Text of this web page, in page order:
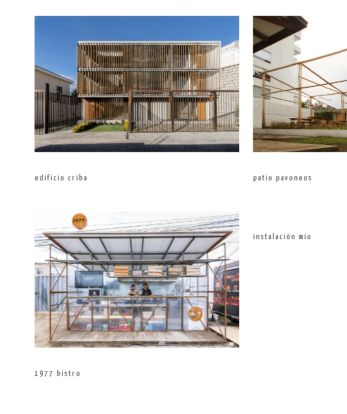
edificio criba patio pavoneos
1977 bistro
instalación mio